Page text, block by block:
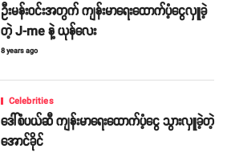
ဦးမန်းဝင်းအတွက် ကျန်းမာရေးထောက်ပံ့ငွေလှူခဲ့
တဲ့ J-me နဲ့ ယုန်လေး
8 years ago
Celebrities
ဒေါ်စံပယ်ဆီ ကျန်းမာရေးထောက်ပံ့ငွေ သွားလှူခဲ့တဲ့
အောင်ခိုင်